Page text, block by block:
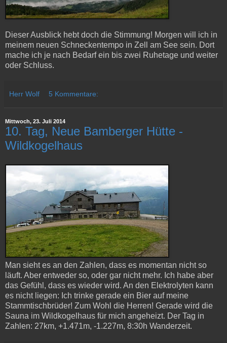
Dieser Ausblick hebt doch die Stimmung! Morgen will ich in
meinem neuen Schneckentempo in Zell am See sein. Dort
mache ich je nach Bedarf ein bis zwei Ruhetage und weiter
oder Schluss.
Herr Wolf 5 Kommentare:
Mittwoch, 23. Juli 2014
10. Tag, Neue Bamberger Hütte -
Wildkogelhaus
Man sieht es an den Zahlen, dass es momentan nicht so
läuft. Aber entweder so, oder gar nicht mehr. Ich habe aber
das Gefühl, dass es wieder wird. An den Elektrolyten kann
es nicht liegen: Ich trinke gerade ein Bier auf meine
Stammtischbrüder! Zum Wohl die Herren! Gerade wird die
Sauna im Wildkogelhaus für mich angeheizt. Der Tag in
Zahlen: 27km, +1.471m, -1.227m, 8:30h Wanderzeit.